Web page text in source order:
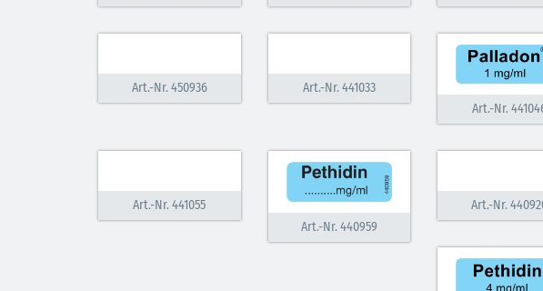
Art.-Nr. 450936
Art.-Nr. 441033
Art.-Nr.
Art.-Nr. 441055
Art.-Nr. 440959
Art.-Nr.